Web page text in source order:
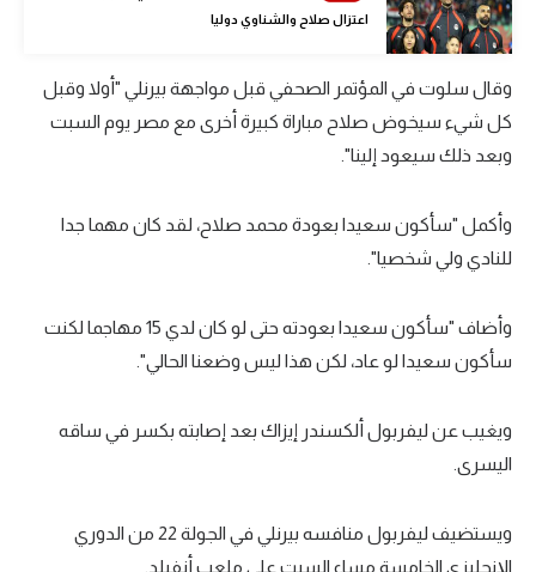
ركن الألعاب
أقسام خاصة
Gamers
تحقيق في الجول
تقرير في الجول
تحليل في الجول
حكايات في الجول
فيديو في الجول
اعتزال صلاح والشناوي دوليا
وقال سلوت في المؤتمر الصحفي قبل مواجهة بيرنلي "أولا وقبل
كل شيء سيخوض صلاح مباراة كبيرة أخرى مع مصر يوم السبت
وبعد ذلك سيعود إلينا".
وأكمل "سأكون سعيدا بعودة محمد صلاح، لقد كان مهما جدا
للنادي ولي شخصيا".
وأضاف "سأكون سعيدا بعودته حتى لو كان لدي 15 مهاجما لكنت
سأكون سعيدا لو عاد، لكن هذا ليس وضعنا الحالي".
ويغيب عن ليفربول ألكسندر إيزاك بعد إصابته بكسر في ساقه
اليسرى.
ويستضيف ليفربول منافسه بيرنلي في الجولة 22 من الدوري
الإنجليزي الخامسة مساء السبت على ملعب أنفيلد.